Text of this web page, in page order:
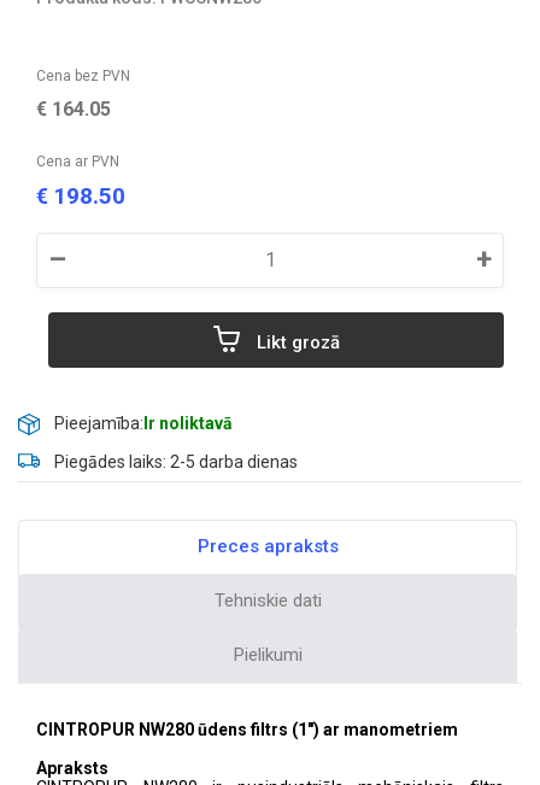
Cena bez PVN
€ 164.05
Cena ar PVN
€ 198.50
– +
Likt grozā
Pieejamība:Ir noliktavā
Piegādes laiks: 2-5 darba dienas
Preces apraksts
Tehniskie dati
Pielikumi
CINTROPUR NW280 ūdens filtrs (1") ar manometriem
Apraksts